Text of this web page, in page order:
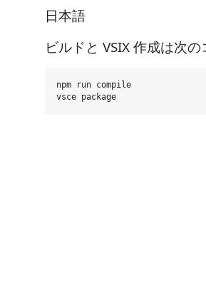
日本語
ビルドと VSIX 作成は次の
npm run compile